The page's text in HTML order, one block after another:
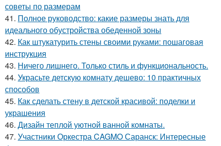
советы по размерам
41. Полное руководство: какие размеры знать для
идеального обустройства обеденной зоны
42. Как штукатурить стены своими руками: пошаговая
инструкция
43. Ничего лишнего. Только стиль и функциональность.
44. Украсьте детскую комнату дешево: 10 практичных
способов
45. Как сделать стену в детской красивой: поделки и
украшения
46. Дизайн теплой уютной ванной комнаты.
47. Участники Оркестра CAGMO Саранск: Интересные